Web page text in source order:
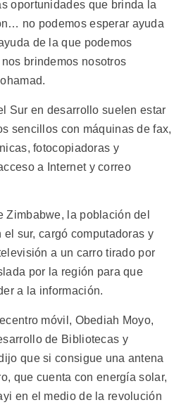
oportunidades que brinda la
no podemos esperar ayuda
de la que podemos
brindemos nosotros
Sur en desarrollo suelen estar
sencillos con máquinas de fax,
fotocopiadoras y
a Internet y correo
Zimbabwe, la población del
sur, cargó computadoras y
a un carro tirado por
por la región para que
a la información.
móvil, Obediah Moyo,
de Bibliotecas y
que si consigue una antena
que cuenta con energía solar,
en el medio de la revolución